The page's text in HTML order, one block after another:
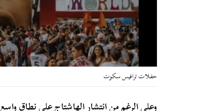
حفلات ترافيس سكوت
وعلى الرغم من انتشار الهاشتاج على نطاق